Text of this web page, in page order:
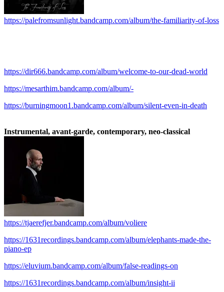
https://palefromsunlight.bandcamp.com/album/the-familiarity-of-loss
https://dir666.bandcamp.com/album/welcome-to-our-dead-world
https://mesarthim.bandcamp.com/album/-
https://burningmoon1.bandcamp.com/album/silent-even-in-death
Instrumental, avant-garde, contemporary, neo-classical
https://tjaerefjer.bandcamp.com/album/voliere
https://1631recordings.bandcamp.com/album/elephants-made-the-
piano-ep
https://eluvium.bandcamp.com/album/false-readings-on
https://1631recordings.bandcamp.com/album/insight-ii